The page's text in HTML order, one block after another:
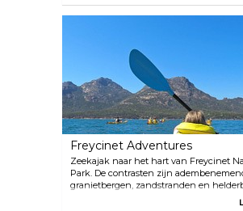
en laat je dichtbij de pinguïns komen
variëren afhankelijk van de
weer, met grotere aantallen van 100-125
september tot januari. Je kunt
tijdens deze tour heel dicht bij een
Freycinet Adventures
Zeekajak naar het hart van Freycinet
Park. De contrasten zijn
granietbergen, zandstranden en